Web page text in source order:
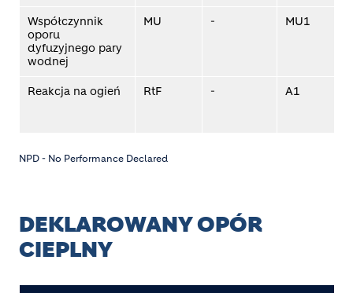
Współczynnik
oporu
dyfuzyjnego pary
wodnej
MU - MU1
Reakcja na ogień RtF - A1
NPD - No Performance Declared
DEKLAROWANY OPÓR
CIEPLNY